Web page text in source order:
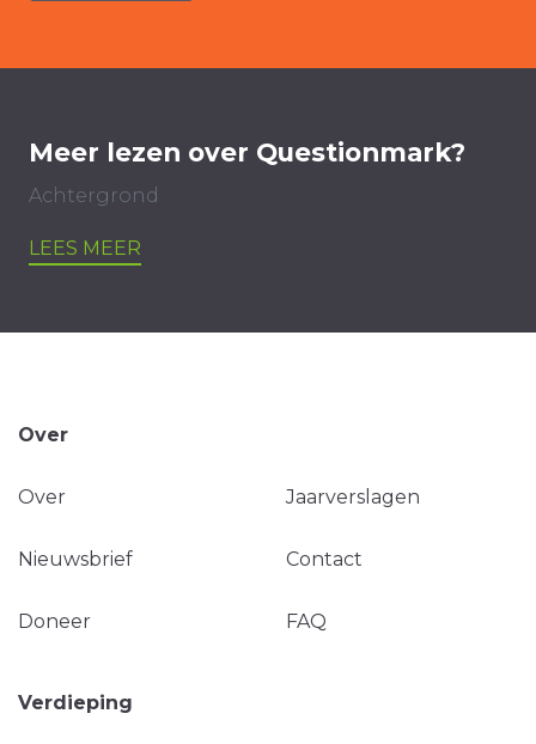
Meer lezen over Questionmark?
Achtergrond
LEES MEER
Over
Over Jaarverslagen
Nieuwsbrief Contact
Doneer FAQ
Verdieping